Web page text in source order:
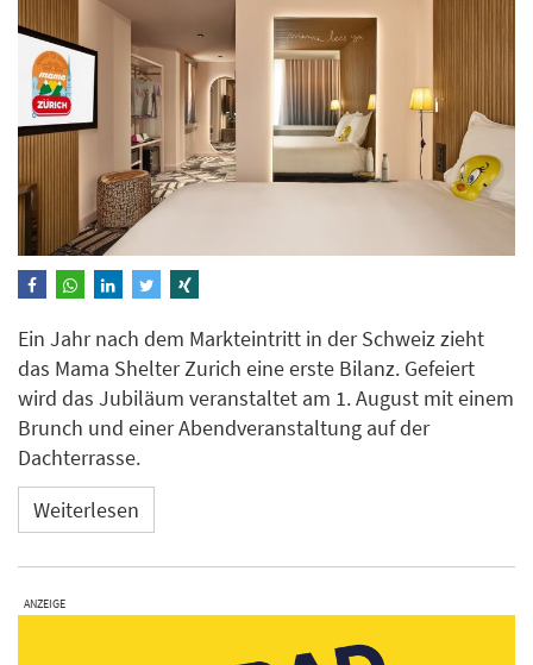
Ein Jahr nach dem Markteintritt in der Schweiz zieht
das Mama Shelter Zurich eine erste Bilanz. Gefeiert
wird das Jubiläum veranstaltet am 1. August mit einem
Brunch und einer Abendveranstaltung auf der
Dachterrasse.
Weiterlesen
ANZEIGE